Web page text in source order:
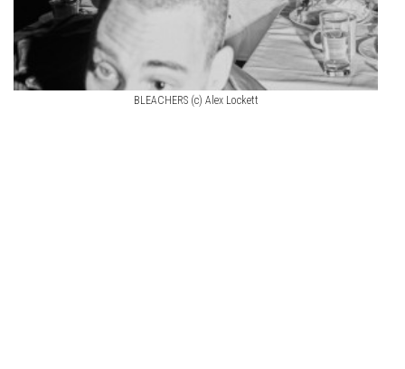
BLEACHERS (c) Alex Lockett